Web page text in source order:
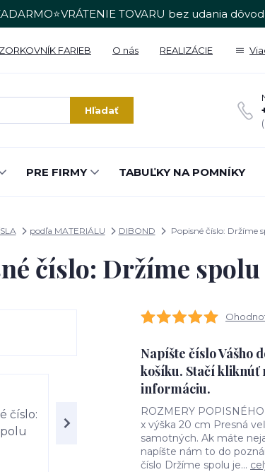
TOVARU bez udania
FARIEB O nás REALIZÁCIE
Hľadať
PRE FIRMY TABUĽKY NA POMNÍKY
podľa MATERIÁLU DIBOND Popisné číslo: Držíme
číslo: Držíme spolu
Napíšte číslo Vášho
košíku. Stačí kliknúť
informáciu.
ROZMERY
x výška 20 cm Presná
samotných. Ak máte
napíšte nám to do
číslo Držíme spolu je...